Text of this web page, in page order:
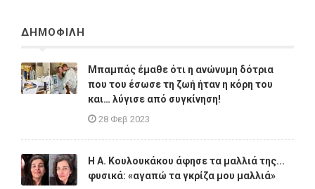
ΔΗΜΟΦΙΛΗ
Μπαμπάς έμαθε ότι η ανώνυμη δότρια
που του έσωσε τη ζωή ήταν η κόρη του
και… λύγισε από συγκίνηση!
28 Φεβ 2023
Η A. Κουλουκάκου άφησε τα μαλλιά της...
φυσικά: «αγαπώ τα γκρίζα μου μαλλιά»